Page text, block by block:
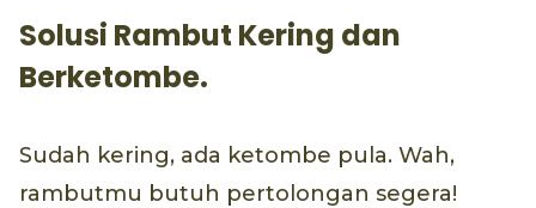
Solusi Rambut Kering dan
Berketombe.
Sudah kering, ada ketombe pula. Wah,
rambutmu butuh pertolongan segera!